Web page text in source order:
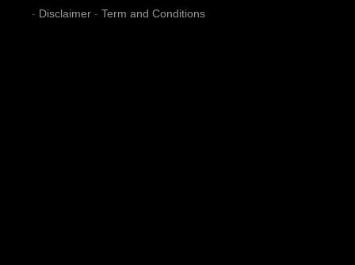
- Disclaimer - Term and Conditions